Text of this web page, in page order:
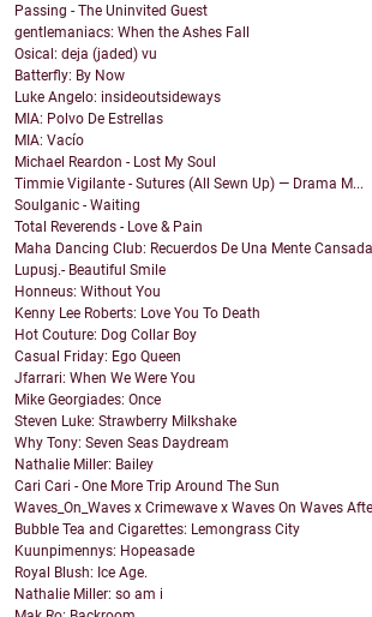
Passing - The Uninvited Guest
gentlemaniacs: When the Ashes Fall
Osical: deja (jaded) vu
Batterfly: By Now
Luke Angelo: insideoutsideways
MIA: Polvo De Estrellas
MIA: Vacío
Michael Reardon - Lost My Soul
Timmie Vigilante - Sutures (All Sewn Up) — Drama M...
Soulganic - Waiting
Total Reverends - Love & Pain
Maha Dancing Club: Recuerdos De Una Mente
Lupusj.- Beautiful Smile
Honneus: Without You
Kenny Lee Roberts: Love You To Death
Hot Couture: Dog Collar Boy
Casual Friday: Ego Queen
Jfarrari: When We Were You
Mike Georgiades: Once
Steven Luke: Strawberry Milkshake
Why Tony: Seven Seas Daydream
Nathalie Miller: Bailey
Cari Cari - One More Trip Around The Sun
Waves_On_Waves x Crimewave x Waves On Waves
Bubble Tea and Cigarettes: Lemongrass City
Kuunpimennys: Hopeasade
Royal Blush: Ice Age.
Nathalie Miller: so am i